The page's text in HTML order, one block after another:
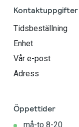
Kontaktuppgifter
Tidsbeställning
Enhet
Vår e-post
Adress
Öppettider
må-to 8-20